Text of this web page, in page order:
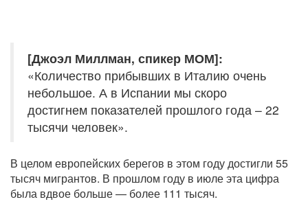
[Джоэл Миллман, спикер МОМ]:
«Количество прибывших в Италию очень
небольшое. А в Испании мы скоро
достигнем показателей прошлого года – 22
тысячи человек».
В целом европейских берегов в этом году достигли 55
тысяч мигрантов. В прошлом году в июле эта цифра
была вдвое больше — более 111 тысяч.